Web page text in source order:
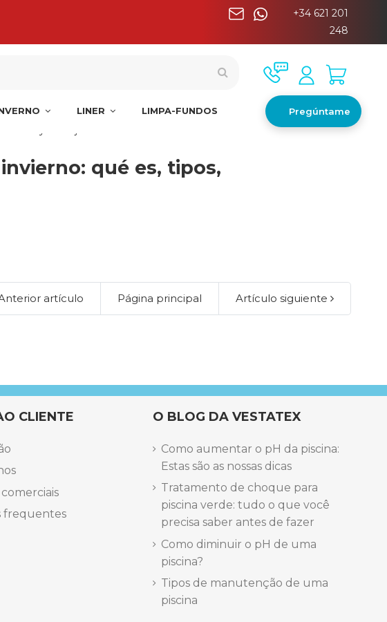
+34 621 201
248
LINER LIMPA-FUNDOS Pregúntame
qué es, tipos,
artículo Página principal Artículo siguiente
CLIENTE
frequentes
O BLOG DA VESTATEX
Como aumentar o pH da piscina:
Estas são as nossas dicas
Tratamento de choque para
piscina verde: tudo o que você
precisa saber antes de fazer
Como diminuir o pH de uma
piscina?
Tipos de manutenção de uma
piscina